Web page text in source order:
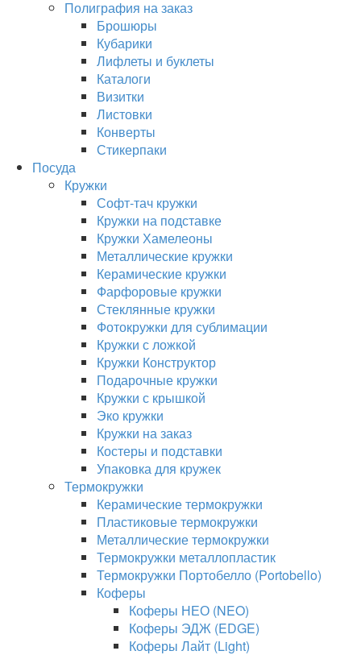
Полиграфия на заказ
Брошюры
Кубарики
Лифлеты и буклеты
Каталоги
Визитки
Листовки
Конверты
Стикерпаки
Посуда
Кружки
Софт-тач кружки
Кружки на подставке
Кружки Хамелеоны
Металлические кружки
Керамические кружки
Фарфоровые кружки
Стеклянные кружки
Фотокружки для сублимации
Кружки с ложкой
Кружки Конструктор
Подарочные кружки
Кружки с крышкой
Эко кружки
Кружки на заказ
Костеры и подставки
Упаковка для кружек
Термокружки
Керамические термокружки
Пластиковые термокружки
Металлические термокружки
Термокружки металлопластик
Термокружки Портобелло (Portobello)
Коферы
Коферы НЕО (NEO)
Коферы ЭДЖ (EDGE)
Коферы Лайт (Light)